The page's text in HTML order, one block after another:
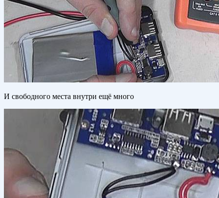
И свободного места внутри ещё много